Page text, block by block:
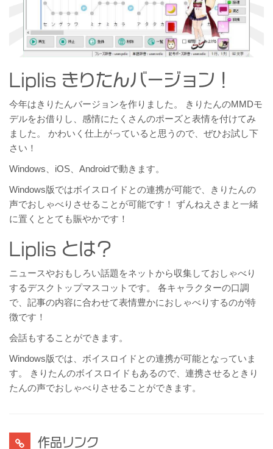
Liplis きりたんバージョン！
今年はきりたんバージョンを作りました。 きりたんのMMDモ
デルをお借りし、感情にたくさんのポーズと表情を付けてみ
ました。 かわいく仕上がっていると思うので、ぜひお試し下
さい！
Windows、iOS、Androidで動きます。
Windows版ではボイスロイドとの連携が可能で、きりたんの
声でおしゃべりさせることが可能です！ ずんねえさまと一緒
に置くととても賑やかです！
Liplis とは？
ニュースやおもしろい話題をネットから収集しておしゃべり
するデスクトップマスコットです。 各キャラクターの口調
で、記事の内容に合わせて表情豊かにおしゃべりするのが特
徴です！
会話もすることができます。
Windows版では、ボイスロイドとの連携が可能となっていま
す。 きりたんのボイスロイドもあるので、連携させるときり
たんの声でおしゃべりさせることができます。
作品リンク